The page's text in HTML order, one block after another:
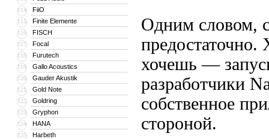
114 FiiO
115 Finite Elemente
116 FISCH
117 Focal
118 Furutech
119 Gallo Acoustics
120 Gauder Akustik
121 Gold Note
122 Goldring
123 Gryphon
124 HANA
125 Harbeth
Одним словом,
хочешь —
разработчики
собственное
стороной.